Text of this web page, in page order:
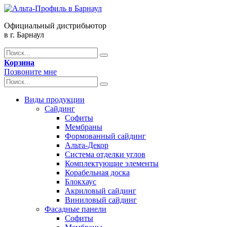
Официальный дистрибьютор
в г. Барнаул
Корзина
Позвоните мне
Виды продукции
Сайдинг
Софиты
Мембраны
Формованный сайдинг
Альта-Декор
Система отделки углов
Комплектующие элементы
Корабельная доска
Блокхаус
Акриловый сайдинг
Виниловый сайдинг
Фасадные панели
Софиты